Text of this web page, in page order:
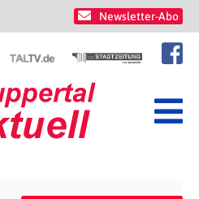
Newsletter-Abo